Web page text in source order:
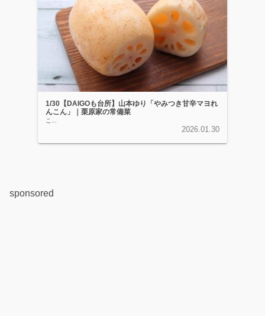
1/30【DAIGOも台所】山本ゆり「やみつき甘辛マヨれ
んこん」｜栗原家の常備菜
こ...
2026.01.30
sponsored